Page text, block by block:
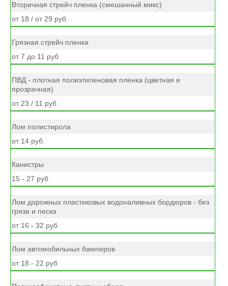
Вторичная стрейч пленка (смешанный микс)
от 18 / от 29 руб
Грязная стрейч пленка
от 7 до 11 руб
ПВД - плотная полиэтиленовая пленка (цветная и
прозрачная)
от 23 / 11 руб
Лом полистирола
от 14 руб.
Канистры
15 - 27 руб
Лом дорожных пластиковых водоналивных бордюров - без
грязи и песка
от 16 - 32 руб
Лом автомобильных бамперов
от 18 - 22 руб